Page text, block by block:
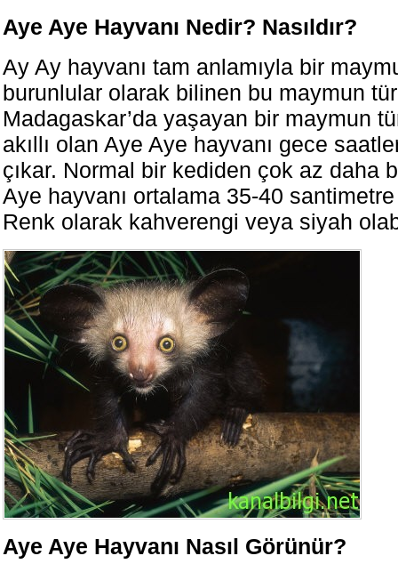
Aye Aye Hayvanı Nedir? Nasıldır?
Ay Ay hayvanı tam anlamıyla bir
burunlular olarak bilinen bu maymun
Madagaskar’da yaşayan bir maymun
akıllı olan Aye Aye hayvanı gece
çıkar. Normal bir kediden çok az daha
Aye hayvanı ortalama 35-40 santimetre
Renk olarak kahverengi veya siyah
Aye Aye Hayvanı Nasıl Görünür?